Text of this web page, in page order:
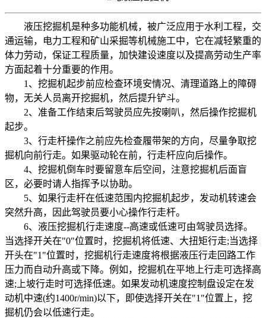
液压挖掘机是种多功能机械，被广泛应用于水利工程，交
通运输，电力工程和矿山采掘等机械施工中，它在减轻繁重的
体力劳动，保证工程质量，加快建设速度以及提高劳动生产率
方面起着十分重要的作用。
1、挖掘机起步前应检查环境安情况、清理道路上的障碍
物，无关人员离开挖掘机，然后提升铲斗。
2、准备工作结束后驾驶员应先按喇叭，然后操作挖掘机
起步。
3、行走杆操作之前应先检查履带架的方向，尽量争取挖
掘机向前行走。如果驱动轮在前，行走杆应向后操作。
4、挖掘机倒车时要留意车后空间，注意挖掘机后面盲
区，必要时请人指挥予以协助。
5、如果行走杆在低速范围内挖掘机起步，发动机转速会
突然升高，因此驾驶员要小心操作行走杆。
6、液压挖掘机行走速度--高速或低速可由驾驶员选择。
当选择开关在"0"位置时，挖掘机将低速、大扭矩行走;当选择
开头在"1"位置时，挖掘机行走速度将根据液压行走回路工作
压力而自动升高或下降。例如，挖掘机在平地上行走可选择高
速;上坡行走时可选择低速。如果发动机速度控制盘设定在发
动机中速(约1400r/min)以下，即使选择开关在"1"位置上，挖
掘机仍会以低速行走。